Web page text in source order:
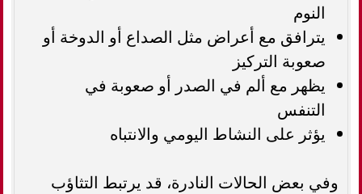
النوم
يترافق مع أعراض مثل الصداع أو الدوخة أو
صعوبة التركيز
يظهر مع ألم في الصدر أو صعوبة في
التنفس
يؤثر على النشاط اليومي والانتباه
وفي بعض الحالات النادرة، قد يرتبط التثاؤب